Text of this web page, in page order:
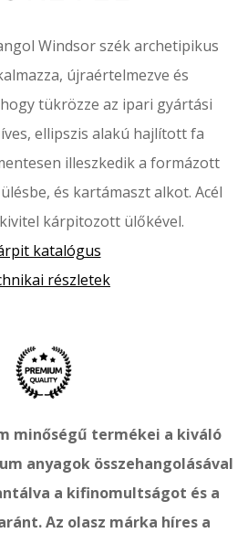
Windsor szék archetipikus
újraértelmezve és
tükrözze az ipari gyártási
ellipszis alakú hajlított fa
illeszkedik a formázott
és kartámaszt alkot. Acél
kárpitozott ülőkével.
katalógus
részletek
minőségű termékei a kiváló
anyagok összehangolásával
a kifinomultságot és a
Az olasz márka híres a